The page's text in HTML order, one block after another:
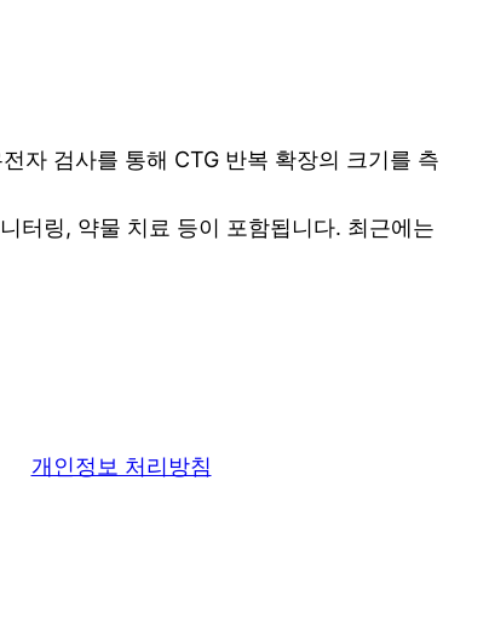
자 검사를 통해 CTG 반복 확장의 크기를 측
터링, 약물 치료 등이 포함됩니다. 최근에는
개인정보 처리방침